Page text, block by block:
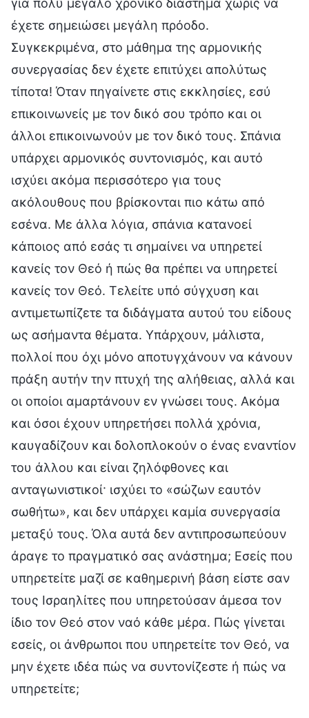
έχετε σημειώσει μεγάλη πρόοδο.
Συγκεκριμένα, στο μάθημα της αρμονικής
συνεργασίας δεν έχετε επιτύχει απολύτως
τίποτα! Όταν πηγαίνετε στις εκκλησίες, εσύ
επικοινωνείς με τον δικό σου τρόπο και οι
άλλοι επικοινωνούν με τον δικό τους. Σπάνια
υπάρχει αρμονικός συντονισμός, και αυτό
ισχύει ακόμα περισσότερο για τους
ακόλουθους που βρίσκονται πιο κάτω από
εσένα. Με άλλα λόγια, σπάνια κατανοεί
κάποιος από εσάς τι σημαίνει να υπηρετεί
κανείς τον Θεό ή πώς θα πρέπει να υπηρετεί
κανείς τον Θεό. Τελείτε υπό σύγχυση και
αντιμετωπίζετε τα διδάγματα αυτού του είδους
ως ασήμαντα θέματα. Υπάρχουν, μάλιστα,
πολλοί που όχι μόνο αποτυγχάνουν να κάνουν
πράξη αυτήν την πτυχή της αλήθειας, αλλά και
οι οποίοι αμαρτάνουν εν γνώσει τους. Ακόμα
και όσοι έχουν υπηρετήσει πολλά χρόνια,
καυγαδίζουν και δολοπλοκούν ο ένας εναντίον
του άλλου και είναι ζηλόφθονες και
ανταγωνιστικοί· ισχύει το «σώζων εαυτόν
σωθήτω», και δεν υπάρχει καμία συνεργασία
μεταξύ τους. Όλα αυτά δεν αντιπροσωπεύουν
άραγε το πραγματικό σας ανάστημα; Εσείς που
υπηρετείτε μαζί σε καθημερινή βάση είστε σαν
τους Ισραηλίτες που υπηρετούσαν άμεσα τον
ίδιο τον Θεό στον ναό κάθε μέρα. Πώς γίνεται
εσείς, οι άνθρωποι που υπηρετείτε τον Θεό, να
μην έχετε ιδέα πώς να συντονίζεστε ή πώς να
υπηρετείτε;